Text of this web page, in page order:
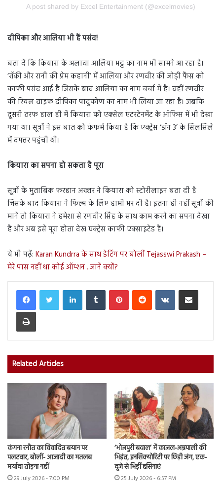
A post shared by Excel Entertainment (@excelmovies)
दीपिका और आलिया भी हैं पसंद!
बता दें कि कियारा के अलावा आलिया भट्ट का नाम भी सामने आ रहा है।
‘रॉकी और रानी की प्रेम कहानी’ में आलिया और रणवीर की जोड़ी फैंस को
काफी पसंद आई है जिसके बाद आलिया का नाम चर्चा में है। वहीं रणवीर
की रियल वाइफ दीपिका पादुकोण का नाम भी लिया जा रहा है। जबकि
दूसरी तरफ हाल ही में कियारा को एक्सेल एंटरटेनमेंट के ऑफिस में भी देखा
गया था। सूत्रों ने इस बात को कंफर्म किया है कि एक्ट्रेस ‘डॉन 3’ के सिलसिले
में दफ्तर पहुंची थीं।
कियारा का सपना हो सकता है पूरा
सूत्रों के मुताबिक फरहान अख्तर ने कियारा को स्टोरीलाइन बता दी है
जिसके बाद कियारा ने फिल्म के लिए हामी भर दी है। इतना ही नहीं सूत्रों की
मानें तो कियारा ने हमेशा से रणवीर सिंह के साथ काम करने का सपना देखा
है और अब इसे पूरा होता देख एक्ट्रेस काफी एक्साइटेड हैं।
ये भी पढ़ें: Karan Kundrra के साथ डेटिंग पर बोलीं Tejasswi Prakash –
मेरे पास नहीं था कोई ऑप्शन ..जानें क्यों?
LinkedInTumblr PinterestReddit VKontakteShare via Email
Print
Related Articles
कंगना रनौत का विवादित बयान पर
पलटवार, बोलीं- आजादी का मतलब
मर्यादा तोड़ना नहीं
29 July 2026 - 7:00 PM
‘भोजपुरी बवाल’ में काजल-अम्रपाली की
भिड़ंत, इनसिक्योरिटी पर छिड़ी जंग, एक-
दूजे से भिड़ीं हसिनाएं
25 July 2026 - 6:57 PM